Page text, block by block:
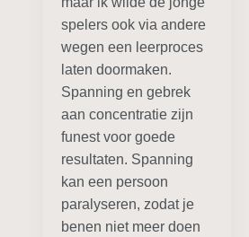
spelers ook via andere
wegen een leerproces
laten doormaken.
Spanning en gebrek
aan concentratie zijn
funest voor goede
resultaten. Spanning
kan een persoon
paralyseren, zodat je
benen niet meer doen